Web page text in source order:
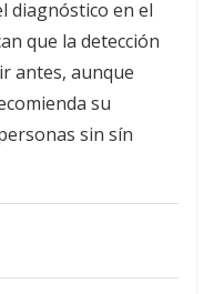
diagnóstico en el
que la detección
antes, aunque
su
sin sín